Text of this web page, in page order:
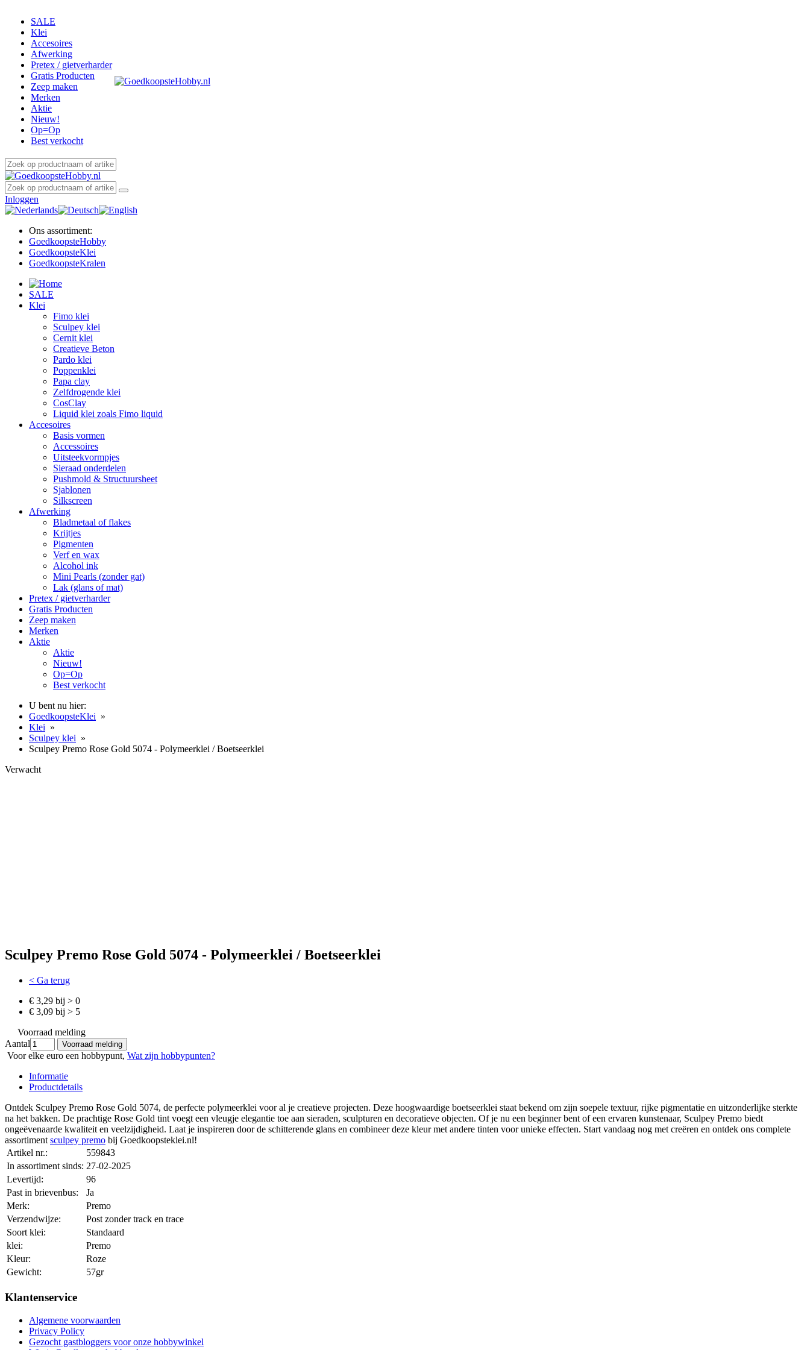
SALE
Klei
Accesoires
Afwerking
Pretex / gietverharder
Gratis Producten
Zeep maken
Merken
Aktie
Nieuw!
Op=Op
Best verkocht
Inloggen
Ons assortiment:
GoedkoopsteHobby
GoedkoopsteKlei
GoedkoopsteKralen
SALE
Klei
Fimo klei
Sculpey klei
Cernit klei
Creatieve Beton
Pardo klei
Poppenklei
Papa clay
Zelfdrogende klei
CosClay
Liquid klei zoals Fimo liquid
Accesoires
Basis vormen
Accessoires
Uitsteekvormpjes
Sieraad onderdelen
Pushmold & Structuursheet
Sjablonen
Silkscreen
Afwerking
Bladmetaal of flakes
Krijtjes
Pigmenten
Verf en wax
Alcohol ink
Mini Pearls (zonder gat)
Lak (glans of mat)
Pretex / gietverharder
Gratis Producten
Zeep maken
Merken
Aktie
Aktie
Nieuw!
Op=Op
Best verkocht
U bent nu hier:
GoedkoopsteKlei »
Klei »
Sculpey klei »
Sculpey Premo Rose Gold 5074 - Polymeerklei / Boetseerklei
Verwacht
Sculpey Premo Rose Gold 5074 - Polymeerklei / Boetseerklei
< Ga terug
€ 3,29 bij > 0
€ 3,09 bij > 5
Voorraad melding
Aantal
Voor elke euro een hobbypunt, Wat zijn hobbypunten?
Informatie
Productdetails
Ontdek Sculpey Premo Rose Gold 5074, de perfecte polymeerklei voor al je creatieve projecten. Deze hoogwaardige boetseerklei staat bekend om zijn soepele textuur, rijke pigmentatie en uitzonderlijke sterkte
na het bakken. De prachtige Rose Gold tint voegt een vleugje elegantie toe aan sieraden, sculpturen en decoratieve objecten. Of je nu een beginner bent of een ervaren kunstenaar, Sculpey Premo biedt
ongeëvenaarde kwaliteit en veelzijdigheid. Laat je inspireren door de schitterende glans en combineer deze kleur met andere tinten voor unieke effecten. Start vandaag nog met creëren en ontdek ons complete
assortiment sculpey premo bij Goedkoopsteklei.nl!
Artikel nr.:
559843
In assortiment sinds: 27-02-2025
Levertijd:
96
Past in brievenbus:
Ja
Merk:
Premo
Verzendwijze:
Post zonder track en trace
Soort klei:
Standaard
klei:
Premo
Kleur:
Roze
Gewicht:
57gr
Klantenservice
Algemene voorwaarden
Privacy Policy
Gezocht gastbloggers voor onze hobbywinkel